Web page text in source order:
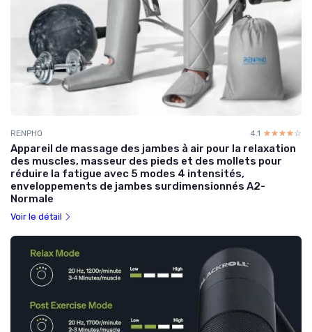
RENPHO 4.1 ☆☆☆☆☆
★★★★★
Appareil de massage des jambes à air pour la relaxation
des muscles, masseur des pieds et des mollets pour
réduire la fatigue avec 5 modes 4 intensités,
enveloppements de jambes surdimensionnés A2-
Normale
Voir le détail